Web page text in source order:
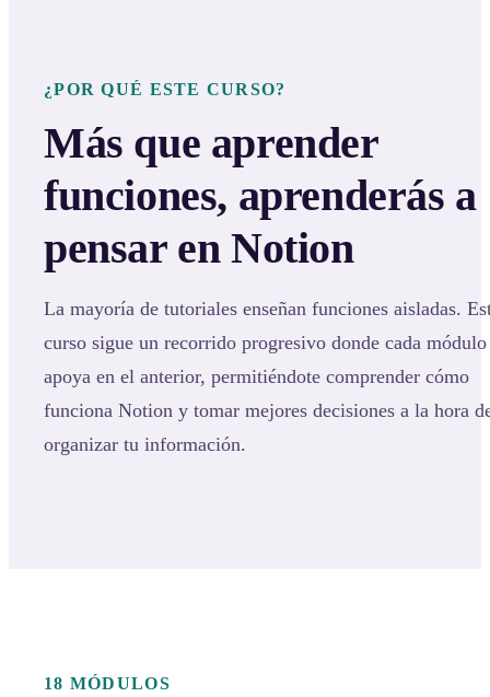
¿POR QUÉ ESTE CURSO?
Más que aprender
funciones, aprenderás a
pensar en Notion
La mayoría de tutoriales enseñan funciones aisladas.
curso sigue un recorrido progresivo donde cada módulo
apoya en el anterior, permitiéndote comprender cómo
funciona Notion y tomar mejores decisiones a la hora
organizar tu información.
18 MÓDULOS